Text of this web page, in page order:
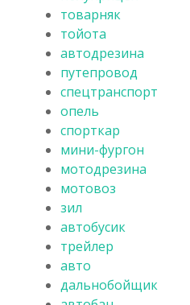
товарняк
тойота
автодрезина
путепровод
спецтранспорт
опель
спорткар
мини-фургон
мотодрезина
мотовоз
зил
автобусик
трейлер
авто
дальнобойщик